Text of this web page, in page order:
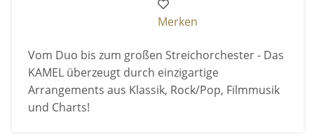
Merken
Vom Duo bis zum großen Streichorchester - Das
KAMEL überzeugt durch einzigartige
Arrangements aus Klassik, Rock/Pop, Filmmusik
und Charts!